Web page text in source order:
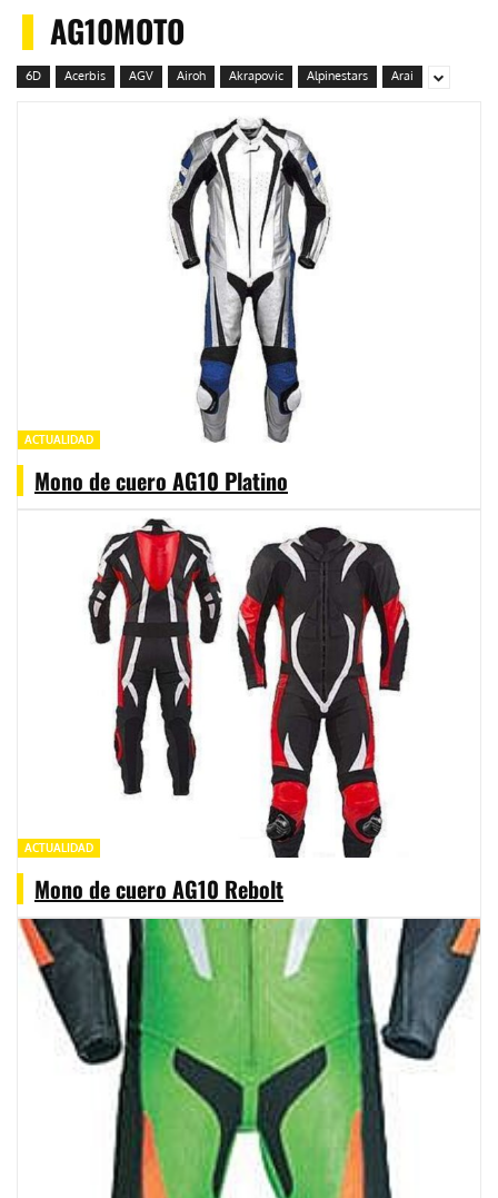
AG10MOTO
6D Acerbis AGV Airoh Akrapovic Alpinestars Arai
ACTUALIDAD
Mono de cuero AG10 Platino
ACTUALIDAD
Mono de cuero AG10 Rebolt